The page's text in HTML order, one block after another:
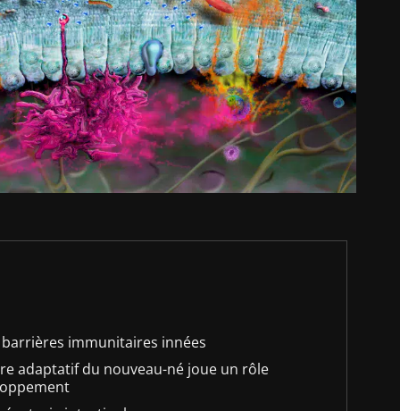
immunitaires innées
adaptatif du nouveau-né joue un rôle